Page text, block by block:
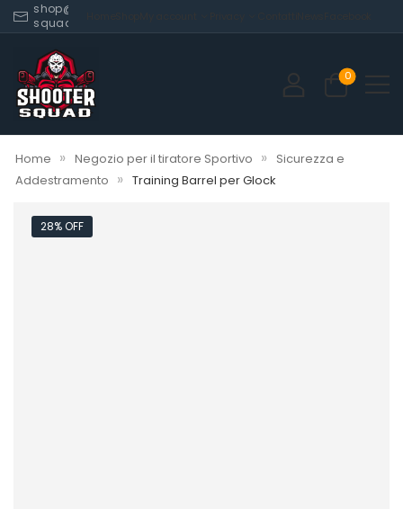
shop@shooter-
squad.com
0
Home » Negozio per il tiratore Sportivo »
Sicurezza e
Addestramento » Training Barrel per Glock
28% OFF